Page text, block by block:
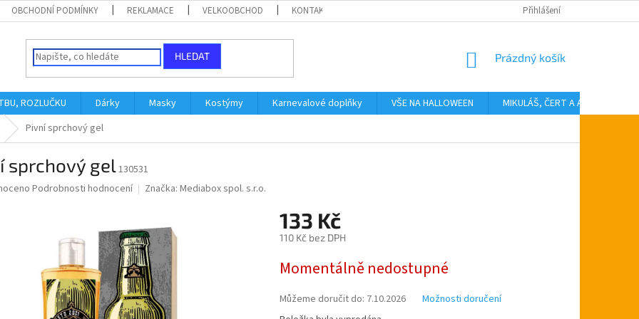
OBCHODNÍ PODMÍNKY REKLAMACE VELKOOBCHOD KONTAKTY Přihlášení
HLEDAT
NÁKUPNÍ
Prázdný košík
ROZLUČKU Dárky Masky Kostýmy Karnevalové doplňky VŠE NA HALLOWEEN MIKULÁŠ, ČERT A ANDĚL
Pivní sprchový gel
sprchový gel130531
Podrobnosti hodnocení Značka: Mediabox spol. s.r.o.
133 Kč
110 Kč bez DPH
cena:
Momentálně nedostupné
Můžeme doručit do: 7.10.2026
Možnosti doručení